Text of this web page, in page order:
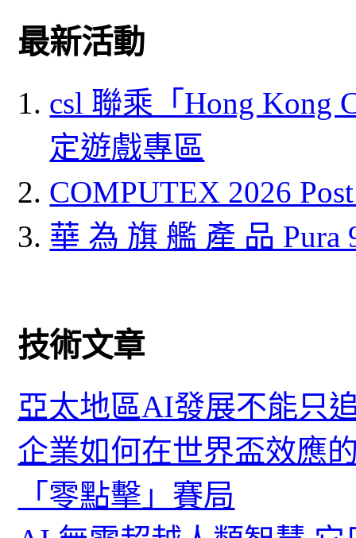
最新活動
csl 聯乘「Hong Kong
定遊戲專區
COMPUTEX 2026
華 為 旗 艦 產 品 Pura
技術文章
亞太地區AI發展不能只
企業如何在世界盃效應
「零點擊」賽局